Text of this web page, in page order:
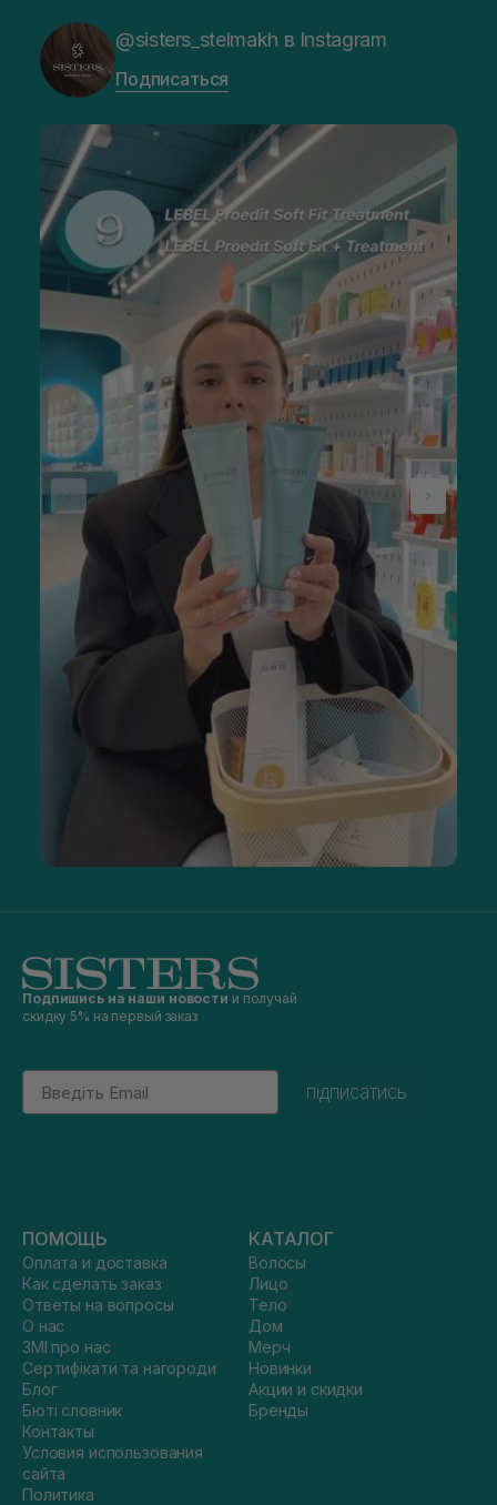
@sisters_stelmakh в Instagram
Подписаться
Подпишись на наши новости и получай
скидку 5% на первый заказ
Email
підписатись
ПОМОЩЬ
Оплата и доставка
Как сделать заказ
Ответы на вопросы
О нас
ЗМІ про нас
Сертифікати та нагороди
Блог
Бюті словник
Контакты
Условия использования
сайта
Политика
КАТАЛОГ
Волосы
Лицо
Тело
Дом
Мерч
Новинки
Акции и скидки
Бренды